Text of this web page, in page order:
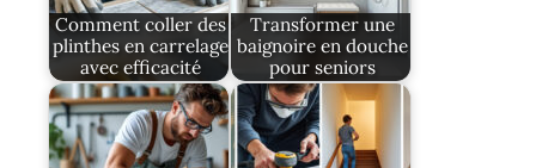
Comment coller des
plinthes en carrelage
avec efficacité
Transformer une
baignoire en douche
pour seniors